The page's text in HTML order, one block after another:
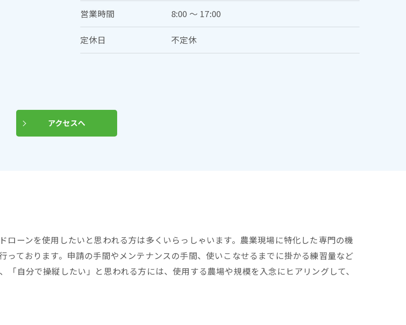
営業時間 8:00 〜 17:00
定休日 不定休
アクセスへ
ーンを使用したいと思われる方は多くいらっしゃいます。農業現場に特化した専門の機
ております。申請の手間やメンテナンスの手間、使いこなせるまでに掛かる練習量など
自分で操縦したい」と思われる方には、使用する農場や規模を入念にヒアリングして、